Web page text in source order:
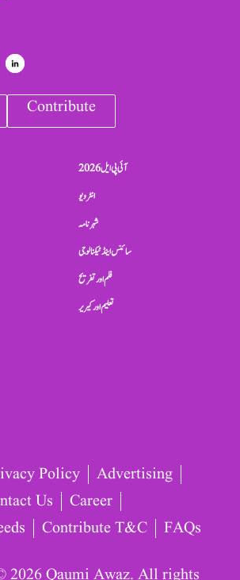
Contribute
آئی پی ایل 2026
انٹرویو
شہرنامہ
سائنس اینڈ ٹیکنالوجی
فلم اور تفریح
تعلیم اور کیریر
Policy
Advertising
Us
Career
Contribute T&C FAQs
2026 Qaumi Awaz. All rights